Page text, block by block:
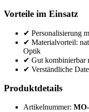
Vorteile im Einsatz
✔ Personalisierung
✔ Materialvorteil:
Optik
✔ Gut kombinierbar
✔ Verständliche
Produktdetails
Artikelnummer: MO-